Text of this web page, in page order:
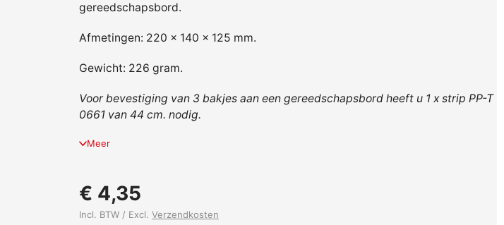
gereedschapsbord.
Afmetingen: 220 x 140 x 125 mm.
Gewicht: 226 gram.
Voor bevestiging van 3 bakjes aan een gereedschapsbord heeft u 1 x strip PP-T
0661 van 44 cm. nodig.
Meer
€ 4,35
Incl. BTW / Excl. Verzendkosten